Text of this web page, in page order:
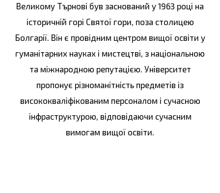
Великому Търнові був заснований у 1963 році на
історичній горі Святої гори, поза столицею
Болгарії. Він є провідним центром вищої освіти у
гуманітарних науках і мистецтві, з національною
та міжнародною репутацією. Університет
пропонує різноманітність предметів із
висококваліфікованим персоналом і сучасною
інфраструктурою, відповідаючи сучасним
вимогам вищої освіти.